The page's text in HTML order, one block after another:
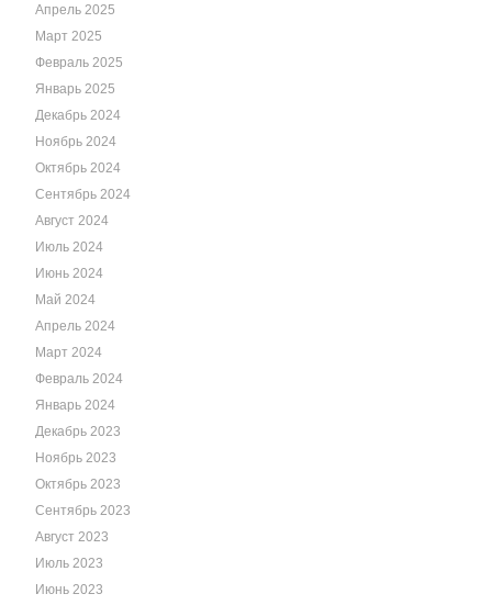
Апрель 2025
Март 2025
Февраль 2025
Январь 2025
Декабрь 2024
Ноябрь 2024
Октябрь 2024
Сентябрь 2024
Август 2024
Июль 2024
Июнь 2024
Май 2024
Апрель 2024
Март 2024
Февраль 2024
Январь 2024
Декабрь 2023
Ноябрь 2023
Октябрь 2023
Сентябрь 2023
Август 2023
Июль 2023
Июнь 2023